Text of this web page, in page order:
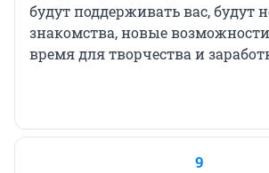
будут поддерживать вас, будут
знакомства, новые
время для творчества и
9